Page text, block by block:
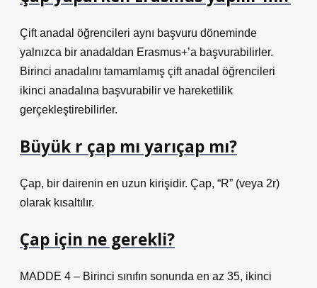
Çift anadal öğrencileri aynı başvuru döneminde
yalnızca bir anadaldan Erasmus+’a başvurabilirler.
Birinci anadalını tamamlamış çift anadal öğrencileri
ikinci anadalına başvurabilir ve hareketlilik
gerçekleştirebilirler.
Büyük r çap mı yarıçap mı?
Çap, bir dairenin en uzun kirişidir. Çap, “R” (veya 2r)
olarak kısaltılır.
Çap için ne gerekli?
MADDE 4 – Birinci sınıfın sonunda en az 35, ikinci